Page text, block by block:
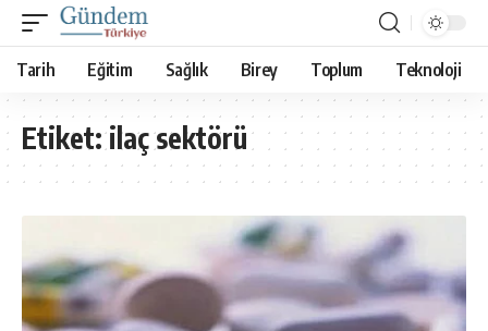
Tarih Eğitim Sağlık Birey Toplum Teknoloji
Etiket:ilaç sektörü